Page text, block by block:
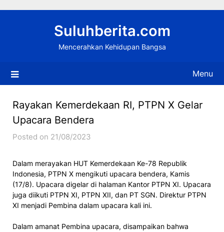
Suluhberita.com
Mencerahkan Kehidupan Bangsa
Menu
Rayakan Kemerdekaan RI, PTPN X Gelar
Upacara Bendera
Posted on 21/08/2023
Dalam merayakan HUT Kemerdekaan Ke-78 Republik
Indonesia, PTPN X mengikuti upacara bendera, Kamis
(17/8). Upacara digelar di halaman Kantor PTPN XI. Upacara
juga diikuti PTPN XI, PTPN XII, dan PT SGN. Direktur PTPN
XI menjadi Pembina dalam upacara kali ini.
Dalam amanat Pembina upacara, disampaikan bahwa